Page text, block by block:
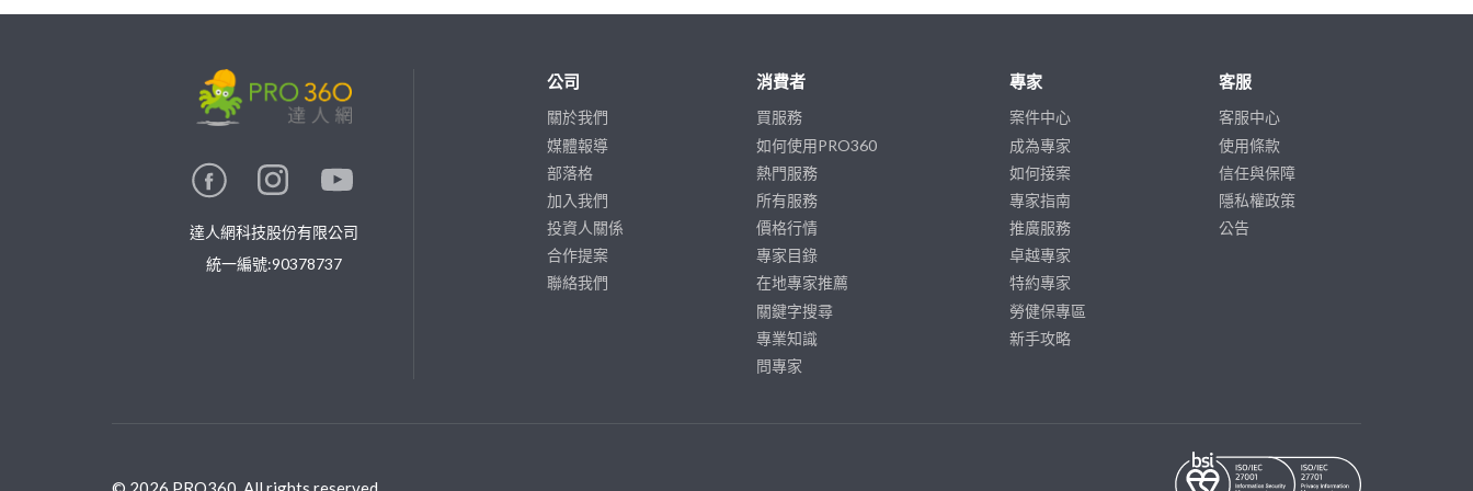
達人網科技股份有限公司
統一編號:90378737
公司
關於我們
媒體報導
部落格
加入我們
投資人關係
合作提案
聯絡我們
消費者
買服務
如何使用PRO360
熱門服務
所有服務
價格行情
專家目錄
在地專家推薦
關鍵字搜尋
專業知識
問專家
專家
案件中心
成為專家
如何接案
專家指南
推廣服務
卓越專家
特約專家
勞健保專區
新手攻略
客服
客服中心
使用條款
信任與保障
隱私權政策
公告